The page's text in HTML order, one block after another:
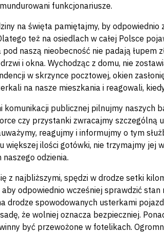
funkcjonariusze.
na święta pamiętajmy, by
też na osiedlach w całej Polsce
naszą nieobecność nie padają łupem
i okna. Wychodząc z domu, nie
w skrzynce pocztowej, okien
na nasze mieszkania i reagowali,
komunikacji publicznej pilnujmy naszych
czy przystanki zwracajmy szczególną
reagujmy i informujmy o tym
większej ilości gotówki, nie trzymajmy jej
odzienia.
z najbliższymi, spędzi w drodze setki
odpowiednio wcześniej sprawdzić
drodze spowodowanych usterkami
że wolniej oznacza bezpieczniej.
być przewożone w fotelikach.